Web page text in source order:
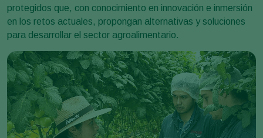
protegidos que, con conocimiento en innovación e inmersión
en los retos actuales, propongan alternativas y soluciones
para desarrollar el sector agroalimentario.